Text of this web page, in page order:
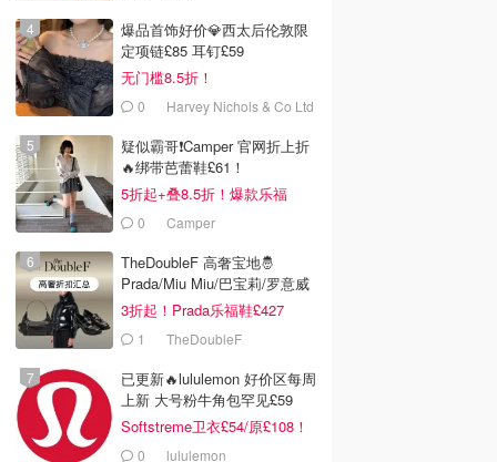
爆品首饰好价💎西太后伦敦限
定项链£85 耳钉£59
无门槛8.5折！
0 Harvey Nichols & Co Ltd
疑似霸哥❗️Camper 官网折上折
🔥绑带芭蕾鞋£61！
5折起+叠8.5折！爆款乐福
£68！
0 Camper
TheDoubleF 高奢宝地🤴
Prada/Miu Miu/巴宝莉/罗意威
3折起！Prada乐福鞋£427
1 TheDoubleF
已更新🔥lululemon 好价区每周
上新 大号粉牛角包罕见£59
Softstreme卫衣£54/原£108！
0 lululemon